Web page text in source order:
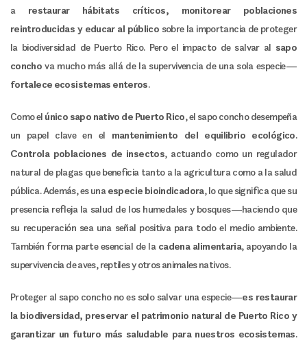
a restaurar hábitats críticos, monitorear poblaciones
reintroducidas y educar al público sobre la importancia de proteger
la biodiversidad de Puerto Rico. Pero el impacto de salvar al sapo
concho va mucho más allá de la supervivencia de una sola especie—
fortalece ecosistemas enteros.
Como el único sapo nativo de Puerto Rico, el sapo concho desempeña
un papel clave en el mantenimiento del equilibrio ecológico.
Controla poblaciones de insectos, actuando como un regulador
natural de plagas que beneficia tanto a la agricultura como a la salud
pública. Además, es unaespecie bioindicadora, lo que significa que su
presencia refleja la salud de los humedales y bosques—haciendo que
su recuperación sea una señal positiva para todo el medio ambiente.
También forma parte esencial de la cadena alimentaria, apoyando la
supervivencia de aves, reptiles y otros animales nativos.
Proteger al sapo concho no es solo salvar una especie—es restaurar
la biodiversidad, preservar el patrimonio natural de Puerto Rico y
garantizar un futuro más saludable para nuestros ecosistemas.